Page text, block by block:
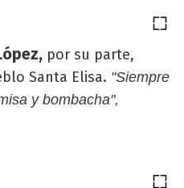
por su parte,
Santa Elisa. "Siempre
y bombacha",